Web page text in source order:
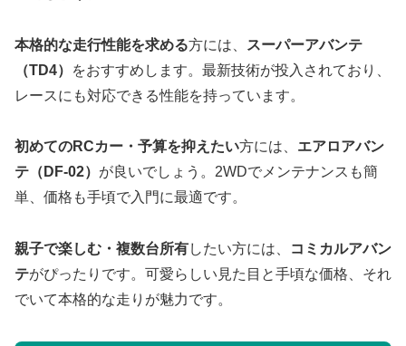
本格的な走行性能を求める方には、
スーパーアバンテ
（TD4）
をおすすめします。最新技術が投入されており、
レースにも対応できる性能を持っています。
初めてのRCカー・予算を抑えたい方には、 エアロアバン
テ（DF-02） が良いでしょう。2WDでメンテナンスも簡
単、価格も手頃で入門に最適です。
親子で楽しむ・複数台所有したい方には、
コミカルアバン
テがぴったりです。可愛らしい見た目と手頃な価格、それ
でいて本格的な走りが魅力です。